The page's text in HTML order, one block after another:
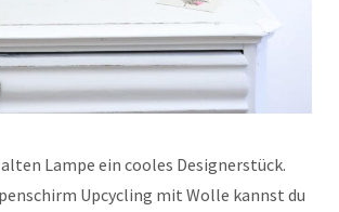
Lampe ein cooles Designerstück.
Upcycling mit Wolle kannst du